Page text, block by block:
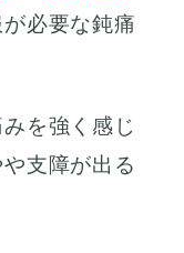
必要な鈍痛
を強く感じ
支障が出る